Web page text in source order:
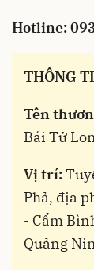
Hotline:
THÔNG
Tên
Bái Tử
Vị trí:
Phả, địa
- Cẩm
Quảng